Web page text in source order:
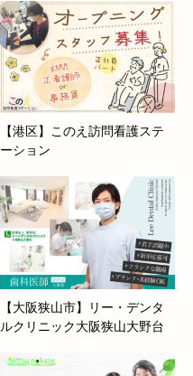
【港区】このえ訪問看護ステ
ーション
【大阪狭山市】リー・デンタ
ルクリニック大阪狭山大野台